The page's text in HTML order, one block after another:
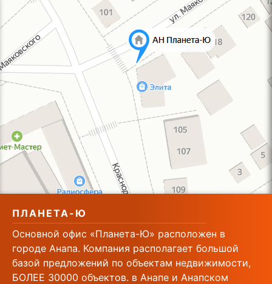
ПЛАНЕТА-Ю
Основной офис «Планета-Ю» расположен в
городе Анапа. Компания располагает большой
базой предложений по объектам недвижимости,
БОЛЕЕ 30000 объектов. в Анапе и Анапском